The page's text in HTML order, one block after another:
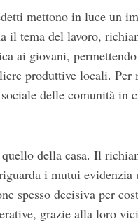
mettono in luce un
il tema del lavoro,
ai giovani,
produttive locali.
delle comunità
quello della casa. Il
i mutui evidenzia
spesso decisiva per
grazie alla loro